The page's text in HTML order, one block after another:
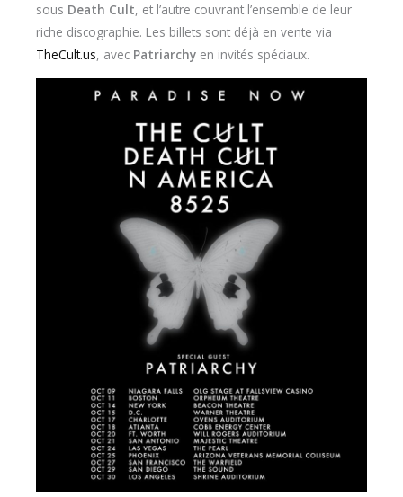
sous Death Cult, et l’autre couvrant l’ensemble de leur
riche discographie. Les billets sont déjà en vente via
TheCult.us, avec Patriarchy en invités spéciaux.